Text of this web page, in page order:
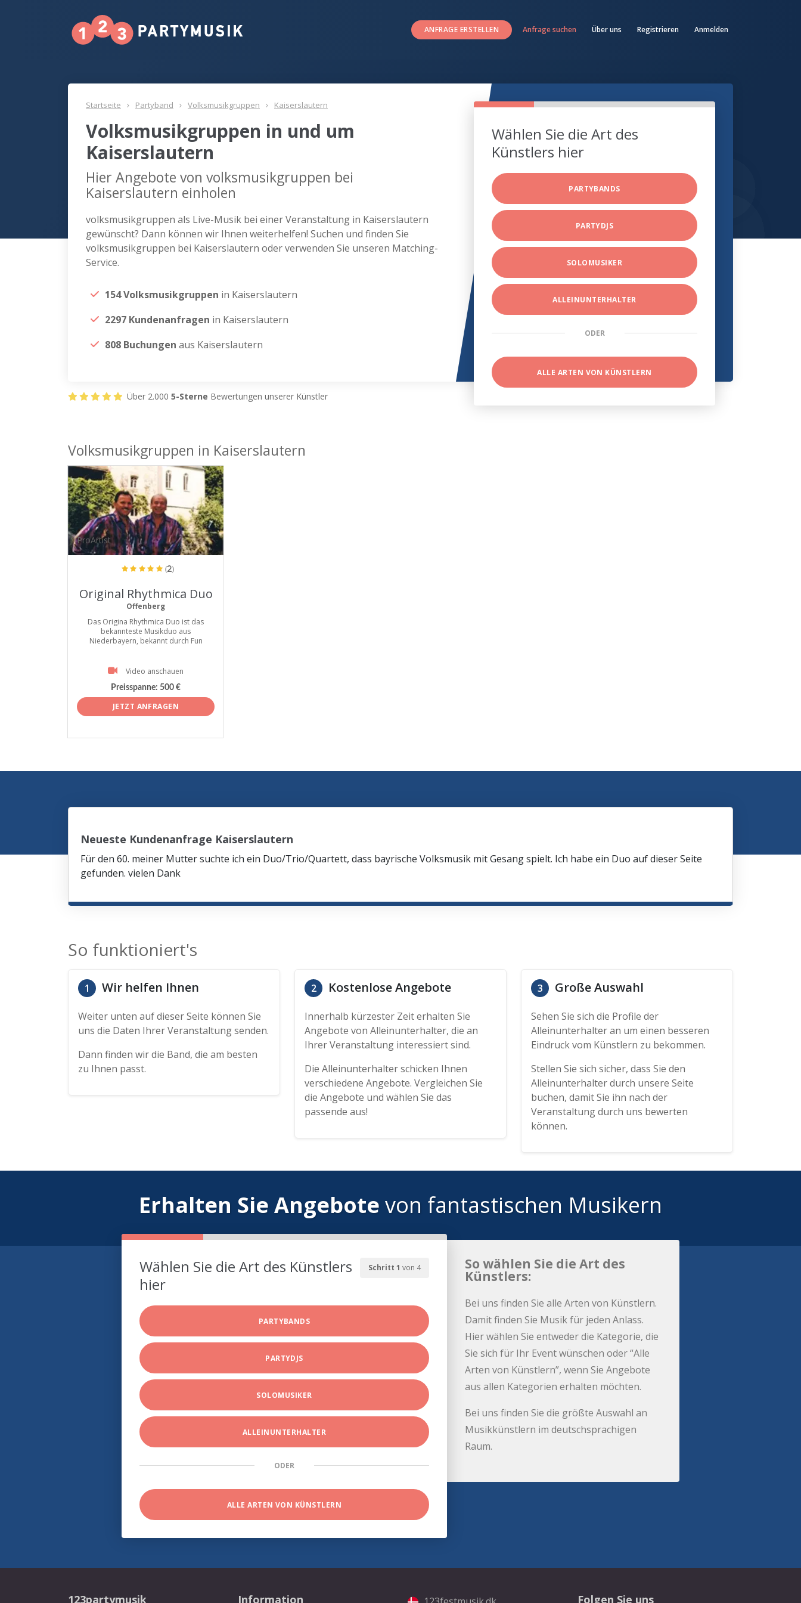
ANFRAGE ERSTELLEN Anfrage suchen Über uns Registrieren Anmelden
Startseite Partyband Volksmusikgruppen Kaiserslautern
Volksmusikgruppen in und um
Kaiserslautern
Hier Angebote von volksmusikgruppen bei
Kaiserslautern einholen
volksmusikgruppen als Live-Musik bei einer Veranstaltung in Kaiserslautern
gewünscht? Dann können wir Ihnen weiterhelfen! Suchen und finden Sie
volksmusikgruppen bei Kaiserslautern oder verwenden Sie unseren Matching-
Service.
154 Volksmusikgruppen in Kaiserslautern
2297 Kundenanfragen in Kaiserslautern
808 Buchungen aus Kaiserslautern
Wählen Sie die Art des
Künstlers hier
PARTYBANDS
PARTYDJS
SOLOMUSIKER
ALLEINUNTERHALTER
ODER
ALLE ARTEN VON KÜNSTLERN
Über 2.000 5-Sterne Bewertungen unserer Künstler
Volksmusikgruppen in Kaiserslautern
ProArtist
(2)
Original Rhythmica Duo
Offenberg
Das Origina Rhythmica Duo ist das
bekannteste Musikduo aus
Niederbayern, bekannt durch Fun
Video anschauen
Preisspanne: 500 €
JETZT ANFRAGEN
Neueste Kundenanfrage Kaiserslautern
Für den 60. meiner Mutter suchte ich ein Duo/Trio/Quartett, dass bayrische Volksmusik mit Gesang spielt. Ich habe ein Duo auf dieser Seite
gefunden. vielen Dank
So funktioniert's
1 Wir helfen Ihnen
Weiter unten auf dieser Seite können Sie
uns die Daten Ihrer Veranstaltung senden.
Dann finden wir die Band, die am besten
zu Ihnen passt.
2 Kostenlose Angebote
Innerhalb kürzester Zeit erhalten Sie
Angebote von Alleinunterhalter, die an
Ihrer Veranstaltung interessiert sind.
Die Alleinunterhalter schicken Ihnen
verschiedene Angebote. Vergleichen Sie
die Angebote und wählen Sie das
passende aus!
3 Große Auswahl
Sehen Sie sich die Profile der
Alleinunterhalter an um einen besseren
Eindruck vom Künstlern zu bekommen.
Stellen Sie sich sicher, dass Sie den
Alleinunterhalter durch unsere Seite
buchen, damit Sie ihn nach der
Veranstaltung durch uns bewerten
können.
Erhalten Sie Angebote von fantastischen Musikern
Schritt 1 von 4
Wählen Sie die Art des Künstlers
hier
PARTYBANDS
PARTYDJS
SOLOMUSIKER
ALLEINUNTERHALTER
ODER
ALLE ARTEN VON KÜNSTLERN
So wählen Sie die Art des
Künstlers:
Bei uns finden Sie alle Arten von Künstlern.
Damit finden Sie Musik für jeden Anlass.
Hier wählen Sie entweder die Kategorie, die
Sie sich für Ihr Event wünschen oder “Alle
Arten von Künstlern”, wenn Sie Angebote
aus allen Kategorien erhalten möchten.
Bei uns finden Sie die größte Auswahl an
Musikkünstlern im deutschsprachigen
Raum.
123partymusik Information Folgen Sie uns